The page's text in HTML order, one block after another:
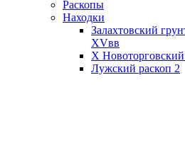
Раскопы
Находки
Залахтовский
XVвв
X Новоторговский
Лужский раскоп 2